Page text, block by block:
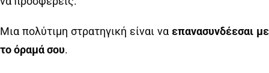
Μια πολύτιμη στρατηγική είναι να επανασυνδέεσαι με
το όραμά σου.